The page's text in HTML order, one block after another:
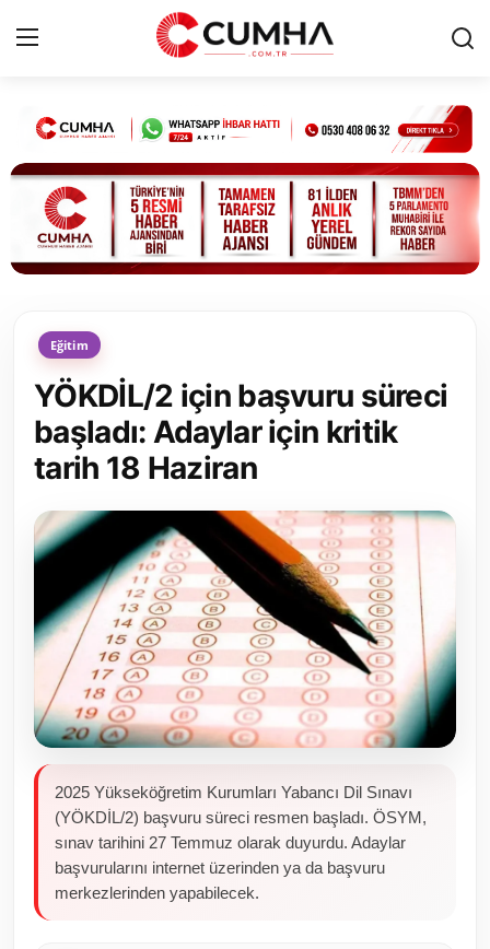
Kurumsal
Cumhurbaşkanlığı
Bakanlıklar
Siyasi Partiler
Yerel Yönetimler
Mülki İdare
Toplum ve Yaşam
Sivil Toplum Kuruluşları
Kamu Kurumları ve Üst Kurullar
Resmi Reklamlar
Eğitim
YÖKDİL/2 için başvuru süreci
başladı: Adaylar için kritik
tarih 18 Haziran
2025 Yükseköğretim Kurumları Yabancı Dil Sınavı
(YÖKDİL/2) başvuru süreci resmen başladı. ÖSYM,
sınav tarihini 27 Temmuz olarak duyurdu. Adaylar
başvurularını internet üzerinden ya da başvuru
merkezlerinden yapabilecek.